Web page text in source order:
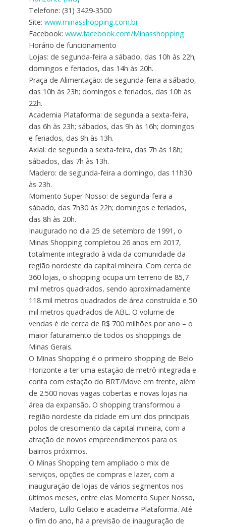
Telefone: (31) 3429-3500
Site: www.minasshopping.com.br
Facebook: www.facebook.com/Minasshopping
Horário de funcionamento
Lojas: de segunda-feira a sábado, das 10h às 22h;
domingos e feriados, das 14h às 20h.
Praça de Alimentação: de segunda-feira a sábado,
das 10h às 23h; domingos e feriados, das 10h às
22h.
Academia Plataforma: de segunda a sexta-feira,
das 6h às 23h; sábados, das 9h às 16h; domingos
e feriados, das 9h às 13h.
Axial: de segunda a sexta-feira, das 7h às 18h;
sábados, das 7h às 13h.
Madero: de segunda-feira a domingo, das 11h30
às 23h.
Momento Super Nosso: de segunda-feira a
sábado, das 7h30 às 22h; domingos e feriados,
das 8h às 20h.
Inaugurado no dia 25 de setembro de 1991, o
Minas Shopping completou 26 anos em 2017,
totalmente integrado à vida da comunidade da
região nordeste da capital mineira. Com cerca de
360 lojas, o shopping ocupa um terreno de 85,7
mil metros quadrados, sendo aproximadamente
118 mil metros quadrados de área construída e 50
mil metros quadrados de ABL. O volume de
vendas é de cerca de R$ 700 milhões por ano – o
maior faturamento de todos os shoppings de
Minas Gerais.
O Minas Shopping é o primeiro shopping de Belo
Horizonte a ter uma estação de metrô integrada e
conta com estação do BRT/Move em frente, além
de 2.500 novas vagas cobertas e novas lojas na
área da expansão. O shopping transformou a
região nordeste da cidade em um dos principais
polos de crescimento da capital mineira, com a
atração de novos empreendimentos para os
bairros próximos.
O Minas Shopping tem ampliado o mix de
serviços, opções de compras e lazer, com a
inauguração de lojas de vários segmentos nos
últimos meses, entre elas Momento Super Nosso,
Madero, Lullo Gelato e academia Plataforma. Até
o fim do ano, há a previsão de inauguração de